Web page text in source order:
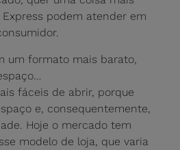
podem atender em
um formato mais barato,
fáceis de abrir, porque
e, consequentemente,
Hoje o mercado tem
modelo de loja, que varia